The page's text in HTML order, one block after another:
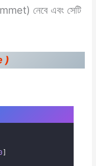
নেবে এবং সেটি
)
]